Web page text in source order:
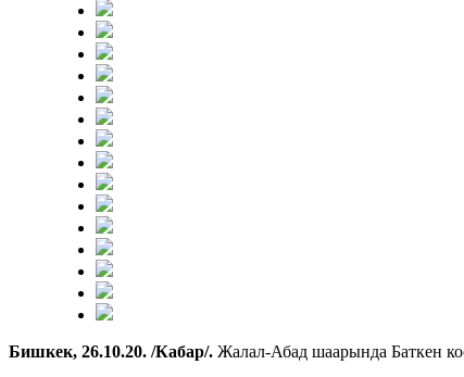
Бишкек, 26.10.20. /Кабар/. Жалал-Абад шаарында Баткен